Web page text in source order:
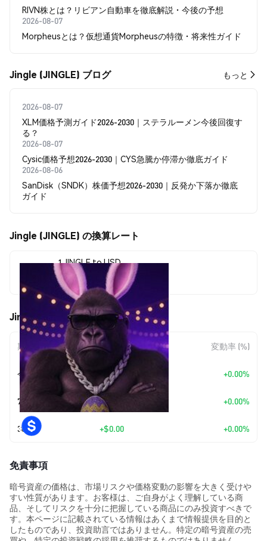
RIVN株とは？リビアン自動車を徹底解説・今後の予想
2026-08-07
Morpheusとは？仮想通貨Morpheusの特徴・将来性ガイド
Jingle (JINGLE) ブログ もっと
2026-08-07
XLM価格予測ガイド2026-2030｜ステラルーメン今後回復す
る？
2026-08-07
Cysic価格予想2026-2030｜CYS急騰か停滞か徹底ガイド
2026-08-06
SanDisk（SNDK）株価予想2026-2030｜反発か下落か徹底
ガイド
Jingle (JINGLE) の換算レート
1 JINGLE to USD
$0.0000042
Jingle (JINGLE) の価格変動
期間 金額変動 変動率 (%)
今日 $0.00 +0.00%
7日 +$0.00 +0.00%
30日 +$0.00 +0.00%
免責事項
暗号資産の価格は、市場リスクや価格変動の影響を大きく受けや
すい性質があります。お客様は、ご自身がよく理解している商
品、そしてリスクを十分に把握している商品にのみ投資すべきで
す。本ページに記載されている情報はあくまで情報提供を目的と
したものであり、投資助言ではありません。特定の暗号資産の売